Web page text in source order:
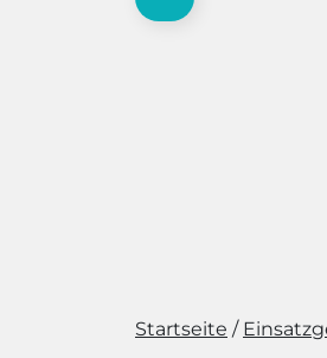
Startseite